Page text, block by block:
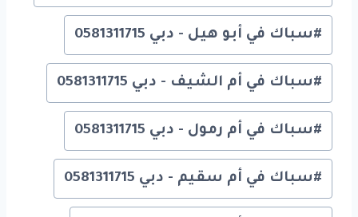
#سباك في أبو هيل - دبي 0581311715
#سباك في أم الشيف - دبي 0581311715
#سباك في أم رمول - دبي 0581311715
#سباك في أم سقيم - دبي 0581311715